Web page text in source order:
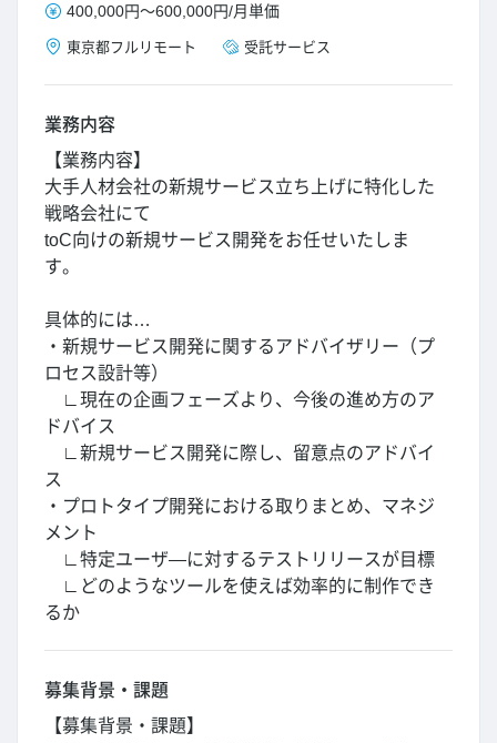
400,000円～600,000円/月単価
東京都フルリモート 受託サービス
業務内容
【業務内容】
大手人材会社の新規サービス立ち上げに特化した
戦略会社にて
toC向けの新規サービス開発をお任せいたしま
す。
具体的には…
・新規サービス開発に関するアドバイザリー（プ
ロセス設計等）
∟現在の企画フェーズより、今後の進め方のア
ドバイス
∟新規サービス開発に際し、留意点のアドバイ
ス
・プロトタイプ開発における取りまとめ、マネジ
メント
∟特定ユーザ―に対するテストリリースが目標
∟どのようなツールを使えば効率的に制作でき
るか
募集背景・課題
【募集背景・課題】